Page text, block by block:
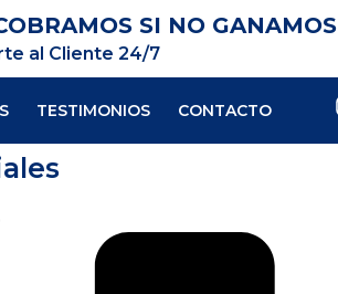
SI NO GANAMOS
al Cliente 24/7
TESTIMONIOS CONTACTO